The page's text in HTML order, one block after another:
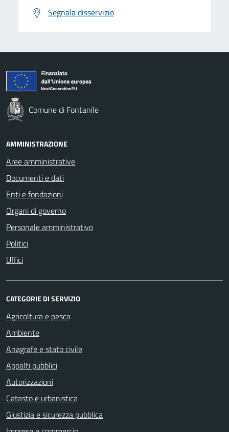
Segnala disservizio
Comune di Fontanile
AMMINISTRAZIONE
Aree amministrative
Documenti e dati
Enti e fondazioni
Organi di governo
Personale amministrativo
Politici
Uffici
CATEGORIE DI SERVIZIO
Agricoltura e pesca
Ambiente
Anagrafe e stato civile
Appalti pubblici
Autorizzazioni
Catasto e urbanistica
Giustizia e sicurezza pubblica